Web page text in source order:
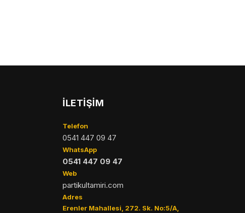
İLETIŞIM
Telefon
0541 447 09 47
WhatsApp
0541 447 09 47
Web
partikultamiri.com
Adres
Erenler Mahallesi, 272. Sk. No:5/A,